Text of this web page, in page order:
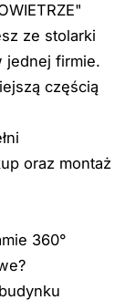
ze stolarki
jednej firmie.
częścią
oraz montaż
360°